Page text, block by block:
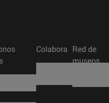
ventana)
Colabora Red de
museos